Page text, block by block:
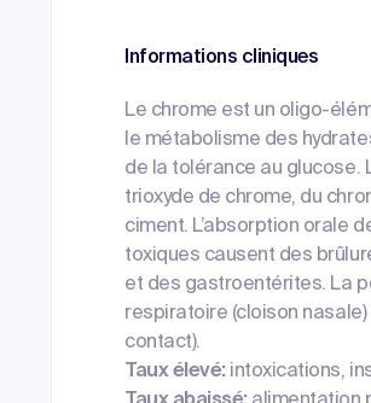
Informations cliniques
Le chrome est un oligo-
le métabolisme des
de la tolérance au glucose.
trioxyde de chrome, du
ciment. L’absorption orale
toxiques causent des
et des gastroentérites. La
respiratoire (cloison
contact).
Taux élevé:intoxications,